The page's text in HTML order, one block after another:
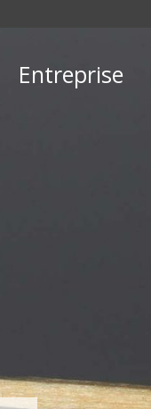
Entreprise